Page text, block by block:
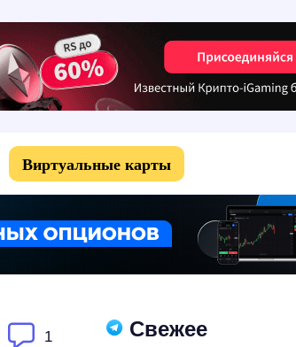
Виртуальные карты
1 Свежее